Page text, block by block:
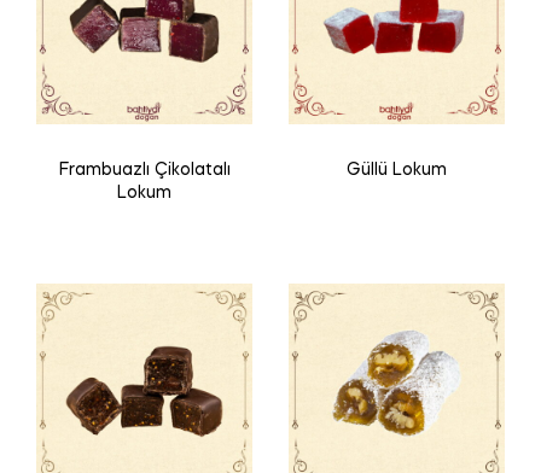
Frambuazlı Çikolatalı
Lokum
Güllü Lokum